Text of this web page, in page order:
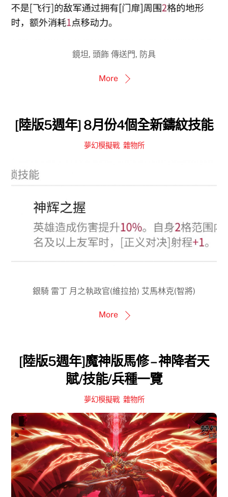
鏡坦, 頭飾 傳送門, 防具
More
[陸版5週年] 8月份4個全新鑄紋技能
夢幻模擬戰, 雜物所
銀騎 雷丁 月之執政官(維拉拾) 艾馬林克(智將)
More
[陸版5週年]魔神版馬修 – 神降者天
賦/技能/兵種一覽
夢幻模擬戰, 雜物所